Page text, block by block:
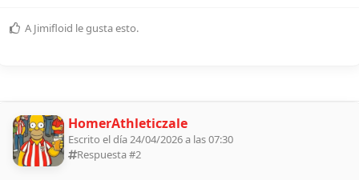
A Jimifloid le gusta esto.
HomerAthleticzale
Escrito el día 24/04/2026 a las 07:30
Respuesta #2